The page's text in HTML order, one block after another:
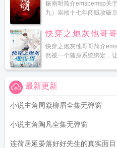
振南明简介emspemsp关
九）崇祯十七年闯贼攻破
快穿之炮灰他哥哥
快穿之炮灰他哥哥简介
然被一个随身系统绑定，
最新更新
小说主角周焱柳眉全集无弹窗
小说主角陶凡全集无弹窗
连荷居延晏落好好先生的真实面目